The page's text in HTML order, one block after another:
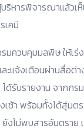
ริหารพิจารณาแล้วเ
เคมี
มควบคุมมลพิษ ให้
ะแจ้งเตือนผ่านสื่อต่
ได้รับรายงาน จาก
งเช้า พร้อมทั้งได้สุ่
งไม่พบสารอันตราย